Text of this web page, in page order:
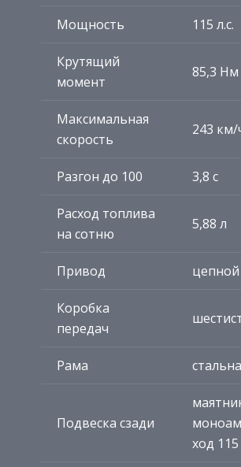
Мощность 115 л.с.
Крутящий
момент
85,3 Нм
Максимальная
скорость
243 км/
Разгон до 100 3,8 с
Расход топлива
на сотню
5,88 л
Привод цепной
Коробка
передач
Рама
Подвеска сзади
ход